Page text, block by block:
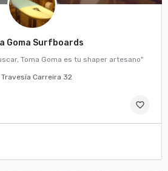
Goma Surfboards
Toma Goma es tu shaper artesano"
Travesía Carreira 32
favorite_border